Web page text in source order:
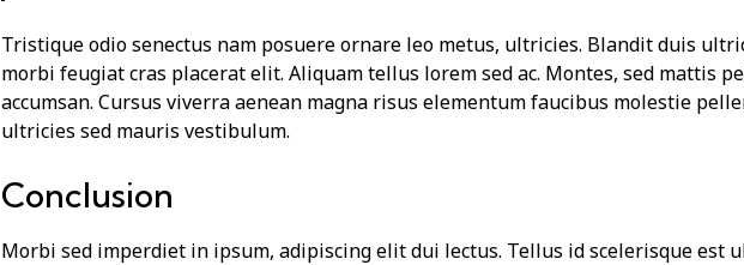
Tristique odio senectus nam posuere ornare leo metus, ultricies. Blandit duis
morbi feugiat cras placerat elit. Aliquam tellus lorem sed ac. Montes, sed mattis
accumsan. Cursus viverra aenean magna risus elementum faucibus molestie
ultricies sed mauris vestibulum.
Conclusion
Morbi sed imperdiet in ipsum, adipiscing elit dui lectus. Tellus id scelerisque est